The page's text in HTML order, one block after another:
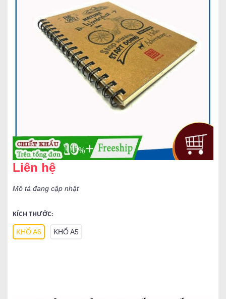
Liên hệ
Mô tả đang cập nhật
KÍCH THƯỚC:
KHỔ A6 KHỔ A5